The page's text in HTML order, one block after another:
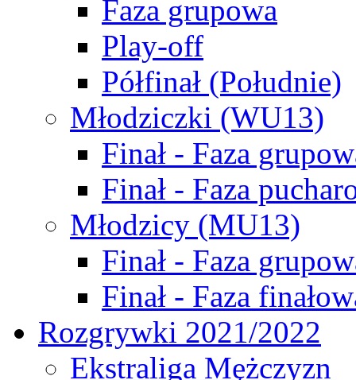
Faza grupowa
Play-off
Półfinał (Południe)
Młodziczki (WU13)
Finał - Faza
Finał - Faza
Młodzicy (MU13)
Finał - Faza
Finał - Faza
Rozgrywki 2021/2022
Ekstraliga Mężczyzn